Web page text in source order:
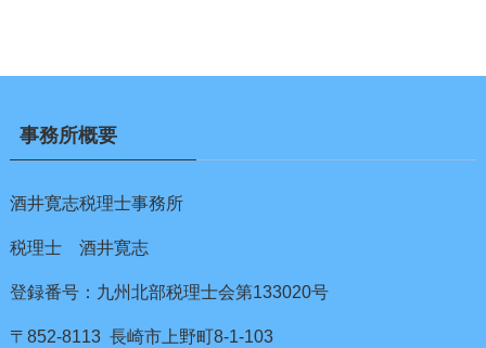
事務所概要
酒井寛志税理士事務所
税理士 酒井寛志
登録番号：九州北部税理士会第133020号
〒852-8113 長崎市上野町8-1-103